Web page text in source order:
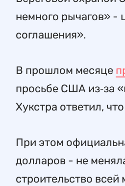
немного рычагов» -
соглашения».
В прошлом месяце
просьбе США из‑за
Хукстра ответил,
При этом
долларов - не
строительство